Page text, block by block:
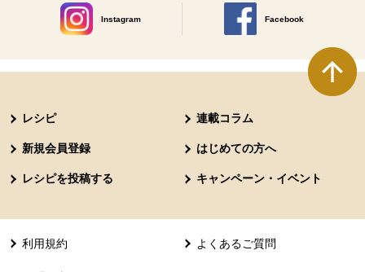
Instagram
別のウィンドウで開きます。
Facebook
別のウィンドウで開きます
レシピ 連載コラム
新規会員登録 はじめての方へ
レシピを投稿する キャンペーン・イベント
利用規約 よくあるご質問